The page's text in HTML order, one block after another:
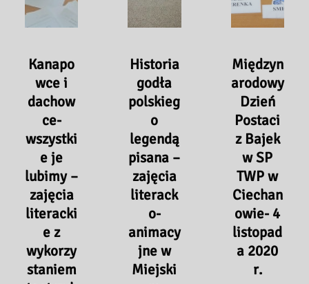
Kanapo
wce i
dachow
ce-
wszystki
e je
lubimy –
zajęcia
literacki
e z
wykorzy
staniem
Historia
godła
polskieg
o
legendą
pisana –
zajęcia
literack
o-
animacy
jne w
Miejski
Międzyn
arodowy
Dzień
Postaci
z Bajek
w SP
TWP w
Ciechan
owie- 4
listopad
a 2020
r.